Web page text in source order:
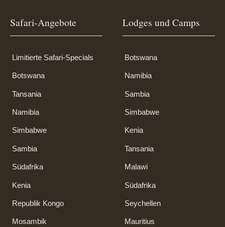
Safari-Angebote
Limitierte Safari-Specials
Botswana
Tansania
Namibia
Simbabwe
Sambia
Südafrika
Kenia
Republik Kongo
Mosambik
Lodges und Camps
Botswana
Namibia
Sambia
Simbabwe
Kenia
Tansania
Malawi
Südafrika
Seychellen
Mauritius